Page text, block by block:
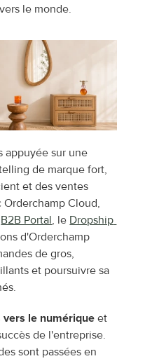
le monde.
appuyée sur une
de marque fort,
et des ventes
Cloud,
B2B Portal, le Dropship
d'Orderchamp
de gros,
et poursuivre sa
vers le numérique et
de l'entreprise.
sont passées en